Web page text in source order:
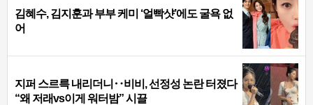
김혜수, 김지훈과 부부 케미 ‘얼빡샷’에도 굴욕 없
어
지퍼 스르륵 내리더니‥비비, 선정성 논란 터졌다
“왜 저래vs이게 워터밤” 시끌